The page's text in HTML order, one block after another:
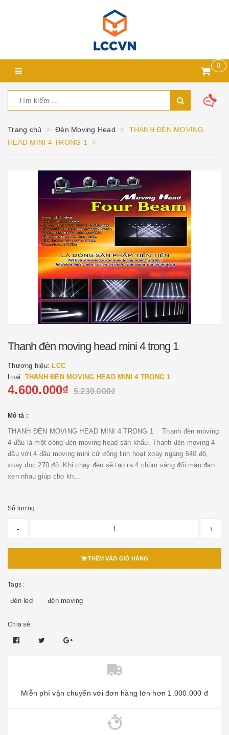
0
Trang chủ Đèn Moving Head
THANH ĐÈN MOVING
HEAD MINI 4 TRONG 1
Thanh đèn moving head mini 4 trong 1
Thương hiệu: LCC
Loại: THANH ĐÈN MOVING HEAD MINI 4 TRONG 1
4.600.000₫ 5.230.000₫
Mô tả :
THANH ĐÈN MOVING HEAD MINI 4 TRONG 1 Thanh đèn moving
4 đầu là một dòng đèn moving head sân khấu. Thanh đèn moving 4
đầu với 4 đầu moving mini cử động linh hoạt xoay ngang 540 độ,
xoay dọc 270 độ. Khi chạy đèn sẽ tạo ra 4 chùm sáng đổi màu đan
xen nhau giúp cho kh...
Số lượng
- +
THÊM VÀO GIỎ HÀNG
Tags :
đèn led đèn moving
Chia sẻ:
Miễn phí vận chuyển với đơn hàng lớn hơn 1.000.000 đ